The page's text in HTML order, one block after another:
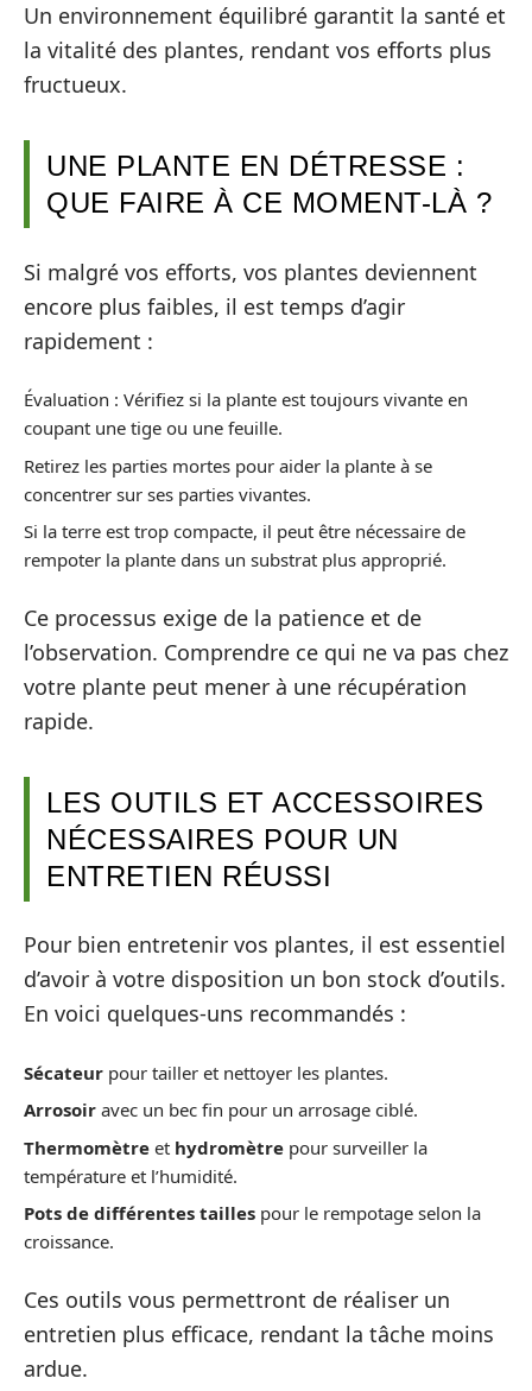
Un environnement équilibré garantit la santé et
la vitalité des plantes, rendant vos efforts plus
fructueux.
UNE PLANTE EN DÉTRESSE :
QUE FAIRE À CE MOMENT-LÀ ?
Si malgré vos efforts, vos plantes deviennent
encore plus faibles, il est temps d’agir
rapidement :
Évaluation : Vérifiez si la plante est toujours vivante en
coupant une tige ou une feuille.
Retirez les parties mortes pour aider la plante à se
concentrer sur ses parties vivantes.
Si la terre est trop compacte, il peut être nécessaire de
rempoter la plante dans un substrat plus approprié.
Ce processus exige de la patience et de
l’observation. Comprendre ce qui ne va pas chez
votre plante peut mener à une récupération
rapide.
LES OUTILS ET ACCESSOIRES
NÉCESSAIRES POUR UN
ENTRETIEN RÉUSSI
Pour bien entretenir vos plantes, il est essentiel
d’avoir à votre disposition un bon stock d’outils.
En voici quelques-uns recommandés :
Sécateur pour tailler et nettoyer les plantes.
Arrosoir avec un bec fin pour un arrosage ciblé.
Thermomètre et hydromètre pour surveiller la
température et l’humidité.
Pots de différentes tailles pour le rempotage selon la
croissance.
Ces outils vous permettront de réaliser un
entretien plus efficace, rendant la tâche moins
ardue.